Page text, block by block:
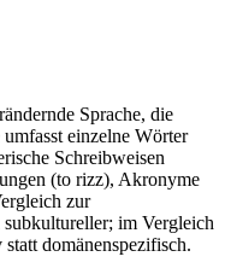
Sprache, die
einzelne Wörter
Schreibweisen
(to rizz), Akronyme
zur
im Vergleich
domänenspezifisch.